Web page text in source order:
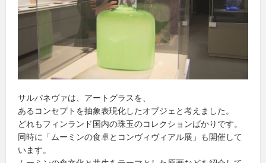
サルパネヴァは、アートグラスを、
あるコンセプトを抽象表現化したオブジェと考えました。
どれもフィンランド国内の珠玉のコレクションばかりです。
同時に「ムーミンの食卓とコンヴィヴィアル展」も開催して
います。